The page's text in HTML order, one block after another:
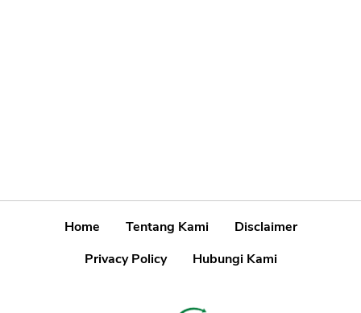
Home Tentang Kami
Disclaimer
Privacy Policy
Hubungi Kami